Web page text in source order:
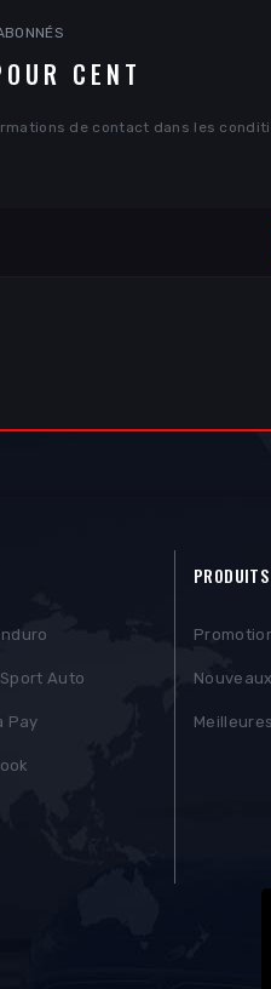
CENT
de contact dans les
Auto
Pay
PRODUITS